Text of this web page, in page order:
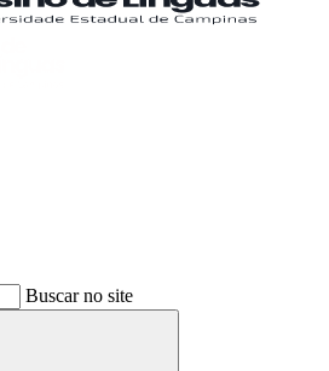
Buscar no site